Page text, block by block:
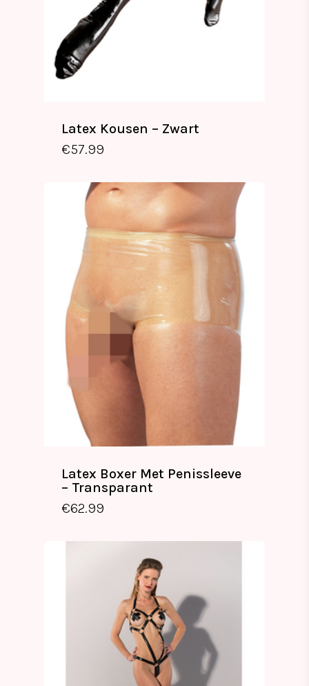
Latex Kousen – Zwart
€57.99
Latex Boxer Met Penissleeve
– Transparant
€62.99